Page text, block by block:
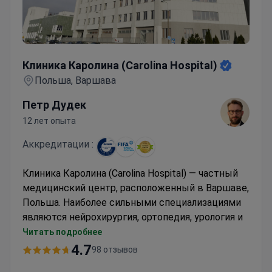
Клиника Каролина (Carolina Hospital)
Польша, Варшава
Петр Дудек
12 лет опыта
Аккредитации :
Клиника Каролина (Carolina Hospital) — частный
медицинский центр, расположенный в Варшаве,
Польша. Наиболее сильными специализациями
являются нейрохирургия, ортопедия, урология и
оториноларингология.
Клиника имеет большой опыт в области
Читать подробнее
4.798 отзывов